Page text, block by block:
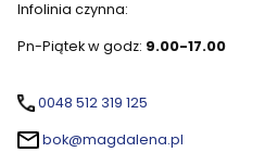
Infolinia czynna:
Pn-Piątek w godz: 9.00-17.00
0048 512 319 125
bok@magdalena.pl